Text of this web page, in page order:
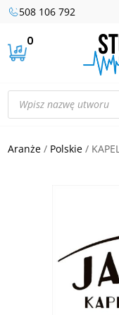
508 106 792
0
Wyszukiwarka
produktów
Aranże / Polskie /